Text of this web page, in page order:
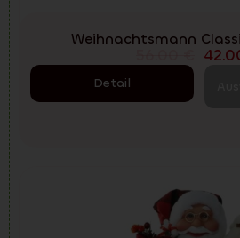
Weihnachtsmann
Detail